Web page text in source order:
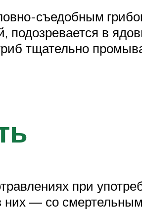
съедобным
подозревается в
тщательно
при
них — со